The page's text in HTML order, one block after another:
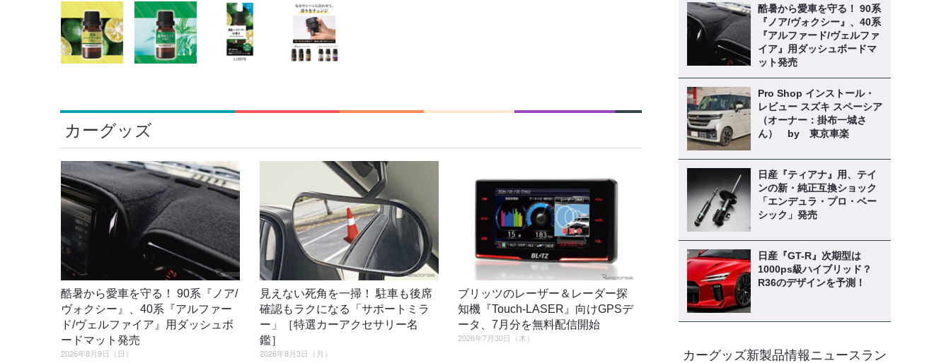
カーグッズ
酷暑から愛車を守る！ 90系『ノア/
ヴォクシー』、40系『アルファー
ド/ヴェルファイア』用ダッシュボ
ードマット発売
2026年8月9日（日）
見えない死角を一掃！ 駐車も後席
確認もラクになる「サポートミラ
ー」［特選カーアクセサリー名
鑑］
2026年8月3日（月）
ブリッツのレーザー＆レーダー探
知機『Touch-LASER』向けGPSデ
ータ、7月分を無料配信開始
2026年7月30日（木）
酷暑から愛車を守る！ 90系
『ノア/ヴォクシー』、40系
『アルファード/ヴェルファ
イア』用ダッシュボードマ
ット発売
Pro Shop インストール・
レビュー スズキ スペーシア
（オーナー：掛布一城さ
ん） by 東京車楽
日産『ティアナ』用、テイ
ンの新・純正互換ショック
「エンデュラ・プロ・ベー
シック」発売
日産『GT-R』次期型は
1000ps級ハイブリッド？
R36のデザインを予測！
カーグッズ新製品情報ニュースラン